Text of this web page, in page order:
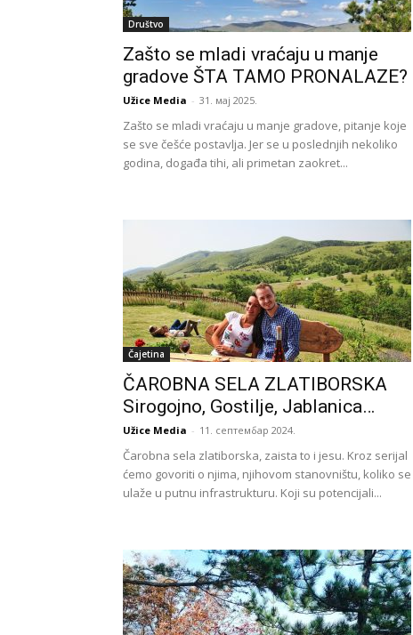
Društvo
Zašto se mladi vraćaju u manje
gradove ŠTA TAMO PRONALAZE?
Užice Media - 31. мај 2025.
Zašto se mladi vraćaju u manje gradove, pitanje koje
se sve češće postavlja. Jer se u poslednjih nekoliko
godina, događa tihi, ali primetan zaokret...
Čajetina
ČAROBNA SELA ZLATIBORSKA
Sirogojno, Gostilje, Jablanica…
Užice Media - 11. септембар 2024.
Čarobna sela zlatiborska, zaista to i jesu. Kroz serijal
ćemo govoriti o njima, njihovom stanovništu, koliko se
ulaže u putnu infrastrukturu. Koji su potencijali...